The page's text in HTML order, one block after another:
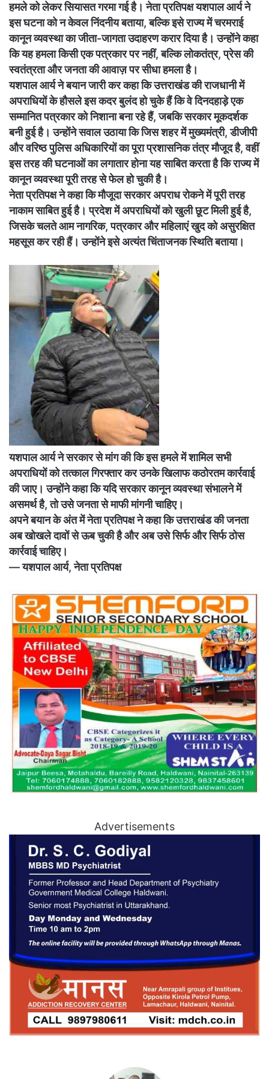
हमले को लेकर सियासत गरमा गई है। नेता प्रतिपक्ष यशपाल आर्य ने
इस घटना को न केवल निंदनीय बताया, बल्कि इसे राज्य में चरमराई
कानून व्यवस्था का जीता-जागता उदाहरण करार दिया है। उन्होंने कहा
कि यह हमला किसी एक पत्रकार पर नहीं, बल्कि लोकतंत्र, प्रेस की
स्वतंत्रता और जनता की आवाज़ पर सीधा हमला है।
यशपाल आर्य ने बयान जारी कर कहा कि उत्तराखंड की राजधानी में
अपराधियों के हौसले इस कदर बुलंद हो चुके हैं कि वे दिनदहाड़े एक
सम्मानित पत्रकार को निशाना बना रहे हैं, जबकि सरकार मूकदर्शक
बनी हुई है। उन्होंने सवाल उठाया कि जिस शहर में मुख्यमंत्री, डीजीपी
और वरिष्ठ पुलिस अधिकारियों का पूरा प्रशासनिक तंत्र मौजूद है, वहीं
इस तरह की घटनाओं का लगातार होना यह साबित करता है कि राज्य में
कानून व्यवस्था पूरी तरह से फेल हो चुकी है।
नेता प्रतिपक्ष ने कहा कि मौजूदा सरकार अपराध रोकने में पूरी तरह
नाकाम साबित हुई है। प्रदेश में अपराधियों को खुली छूट मिली हुई है,
जिसके चलते आम नागरिक, पत्रकार और महिलाएं खुद को असुरक्षित
महसूस कर रही हैं। उन्होंने इसे अत्यंत चिंताजनक स्थिति बताया।
यशपाल आर्य ने सरकार से मांग की कि इस हमले में शामिल सभी
अपराधियों को तत्काल गिरफ्तार कर उनके खिलाफ कठोरतम कार्रवाई
की जाए। उन्होंने कहा कि यदि सरकार कानून व्यवस्था संभालने में
असमर्थ है, तो उसे जनता से माफी मांगनी चाहिए।
अपने बयान के अंत में नेता प्रतिपक्ष ने कहा कि उत्तराखंड की जनता
अब खोखले दावों से ऊब चुकी है और अब उसे सिर्फ और सिर्फ ठोस
कार्रवाई चाहिए।
— यशपाल आर्य, नेता प्रतिपक्ष
Advertisements